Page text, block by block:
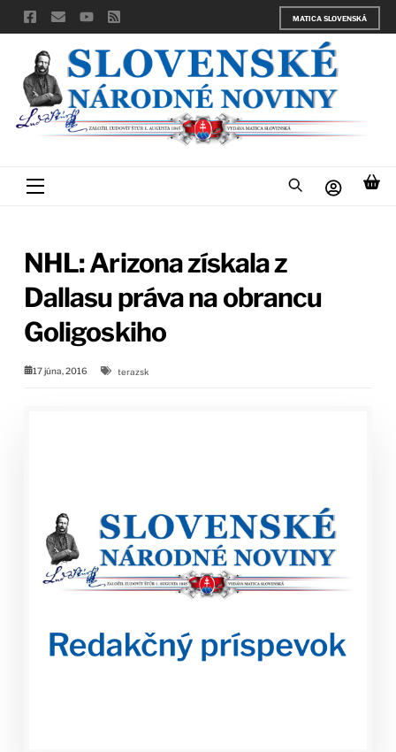
Skip
to
content
MATICA SLOVENSKÁ
Menu
NHL: Arizona získala z
Dallasu práva na obrancu
Goligoskiho
17 júna, 2016 terazsk